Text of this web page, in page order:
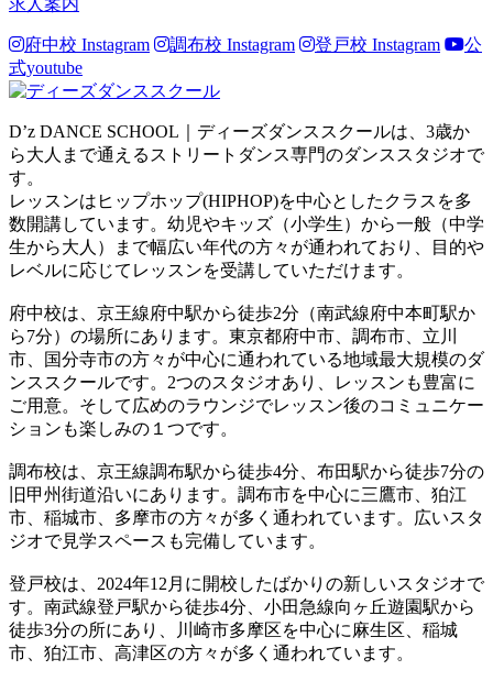
府中校 Instagram 調布校 Instagram 登戸校 Instagram
公
式youtube
D’z DANCE SCHOOL｜ディーズダンススクールは、3歳か
ら大人まで通えるストリートダンス専門のダンススタジオで
す。
レッスンはヒップホップ(HIPHOP)を中心としたクラスを多
数開講しています。幼児やキッズ（小学生）から一般（中学
生から大人）まで幅広い年代の方々が通われており、目的や
レベルに応じてレッスンを受講していただけます。
府中校は、京王線府中駅から徒歩2分（南武線府中本町駅か
ら7分）の場所にあります。東京都府中市、調布市、立川
市、国分寺市の方々が中心に通われている地域最大規模のダ
ンススクールです。2つのスタジオあり、レッスンも豊富に
ご用意。そして広めのラウンジでレッスン後のコミュニケー
ションも楽しみの１つです。
調布校は、京王線調布駅から徒歩4分、布田駅から徒歩7分の
旧甲州街道沿いにあります。調布市を中心に三鷹市、狛江
市、稲城市、多摩市の方々が多く通われています。広いスタ
ジオで見学スペースも完備しています。
登戸校は、2024年12月に開校したばかりの新しいスタジオで
す。南武線登戸駅から徒歩4分、小田急線向ヶ丘遊園駅から
徒歩3分の所にあり、川崎市多摩区を中心に麻生区、稲城
市、狛江市、高津区の方々が多く通われています。